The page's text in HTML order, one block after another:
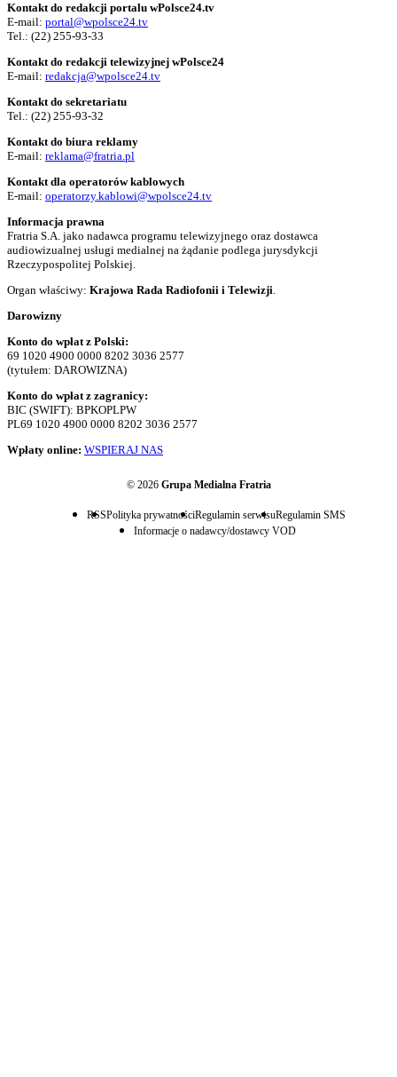
Kontakt do redakcji portalu wPolsce24.tv
E-mail: portal@wpolsce24.tv
Tel.: (22) 255-93-33
Kontakt do redakcji telewizyjnej wPolsce24
E-mail: redakcja@wpolsce24.tv
Kontakt do sekretariatu
Tel.: (22) 255-93-32
Kontakt do biura reklamy
E-mail: reklama@fratria.pl
Kontakt dla operatorów kablowych
E-mail: operatorzy.kablowi@wpolsce24.tv
Informacja prawna
Fratria S.A. jako nadawca programu telewizyjnego oraz dostawca
audiowizualnej usługi medialnej na żądanie podlega jurysdykcji
Rzeczypospolitej Polskiej.
Organ właściwy: Krajowa Rada Radiofonii i Telewizji.
Darowizny
Konto do wpłat z Polski:
69 1020 4900 0000 8202 3036 2577
(tytułem: DAROWIZNA)
Konto do wpłat z zagranicy:
BIC (SWIFT): BPKOPLPW
PL69 1020 4900 0000 8202 3036 2577
Wpłaty online: WSPIERAJ NAS
© 2026 Grupa Medialna Fratria
RSSPolityka prywatnościRegulamin serwisuRegulamin SMS
Informacje o nadawcy/dostawcy VOD